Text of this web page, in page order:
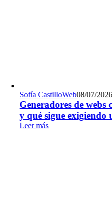
Sofía CastilloWeb08/07/2026
Generadores de webs
y qué sigue exigiendo
Leer más